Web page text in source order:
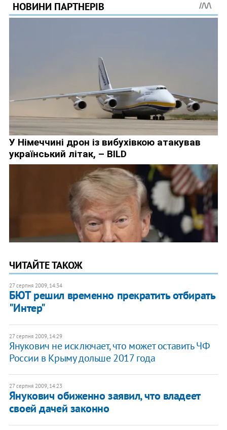
ЧИТАЙТЕ ТАКОЖ
27 серпня 2009, 14:34
БЮТ решил временно прекратить отбирать
"Интер"
27 серпня 2009, 14:29
Янукович не исключает, что может оставить ЧФ
России в Крыму дольше 2017 года
27 серпня 2009, 14:23
Янукович обиженно заявил, что владеет
своей дачей законно